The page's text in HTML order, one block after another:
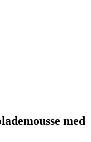
med